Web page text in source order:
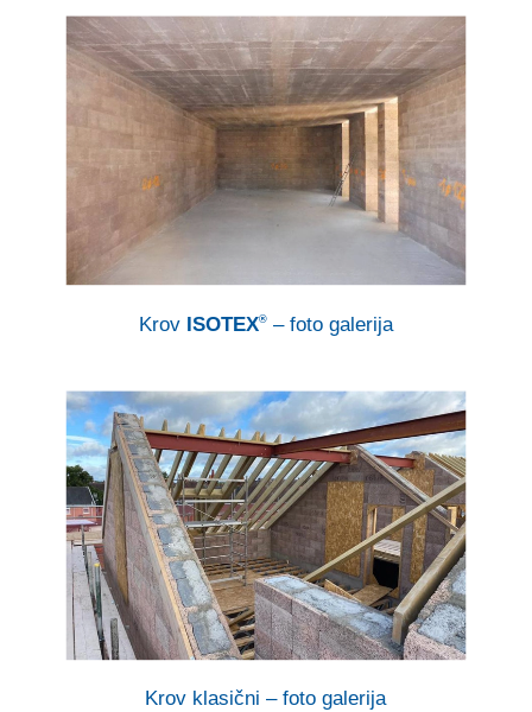
Krov ISOTEX®– foto galerija
Krov klasični – foto galerija